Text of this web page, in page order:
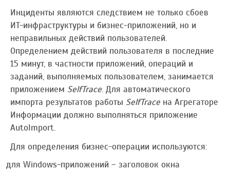
Инциденты являются следствием не только сбоев
ИТ-инфраструктуры и бизнес-приложений, но и
неправильных действий пользователей.
Определением действий пользователя в последние
15 минут, в частности приложений, операций и
заданий, выполняемых пользователем, занимается
приложением SelfTrace. Для автоматического
импорта результатов работы SelfTrace на Агрегаторе
Информации должно выполняться приложение
AutoImport.
Для определения бизнес-операции используются:
для Windows-приложений – заголовок окна